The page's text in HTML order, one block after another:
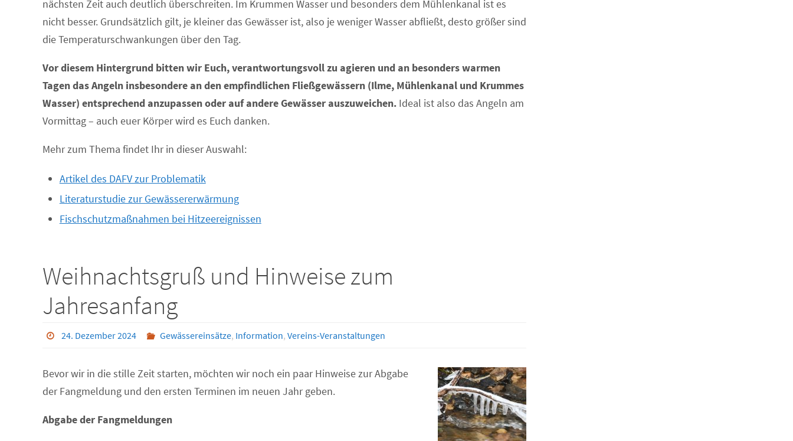
nächsten Zeit auch deutlich überschreiten. Im Krummen Wasser und besonders dem Mühlenkanal ist es
nicht besser. Grundsätzlich gilt, je kleiner das Gewässer ist, also je weniger Wasser abfließt, desto größer sind
die Temperaturschwankungen über den Tag.
Vor diesem Hintergrund bitten wir Euch, verantwortungsvoll zu agieren und an besonders warmen
Tagen das Angeln insbesondere an den empfindlichen Fließgewässern (Ilme, Mühlenkanal und Krummes
Wasser) entsprechend anzupassen oder auf andere Gewässer auszuweichen. Ideal ist also das Angeln am
Vormittag – auch euer Körper wird es Euch danken.
Mehr zum Thema findet Ihr in dieser Auswahl:
Artikel des DAFV zur Problematik
Literaturstudie zur Gewässererwärmung
Fischschutzmaßnahmen bei Hitzeereignissen
Weihnachtsgruß und Hinweise zum
Jahresanfang
24. Dezember 2024 Gewässereinsätze, Information, Vereins-Veranstaltungen
Bevor wir in die stille Zeit starten, möchten wir noch ein paar Hinweise zur Abgabe
der Fangmeldung und den ersten Terminen im neuen Jahr geben.
Abgabe der Fangmeldungen